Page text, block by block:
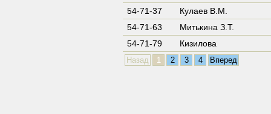
54-71-37
Кулаев В.М.
54-71-63
Митькина З.Т.
54-71-79
Кизилова
Назад 1 2 3 4 Вперед